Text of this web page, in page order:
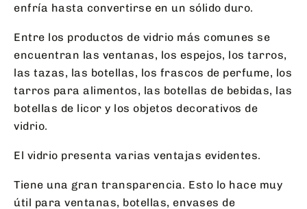
enfría hasta convertirse en un sólido duro.
Entre los productos de vidrio más comunes se
encuentran las ventanas, los espejos, los tarros,
las tazas, las botellas, los frascos de perfume, los
tarros para alimentos, las botellas de bebidas, las
botellas de licor y los objetos decorativos de
vidrio.
El vidrio presenta varias ventajas evidentes.
Tiene una gran transparencia. Esto lo hace muy
útil para ventanas, botellas, envases de